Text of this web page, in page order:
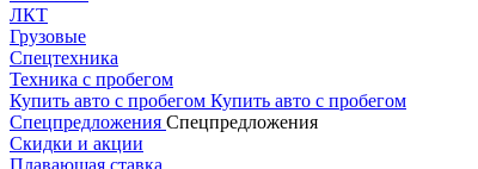
ЛКТ
Грузовые
Спецтехника
Техника с пробегом
Купить авто с пробегом Купить авто с пробегом
Спецпредложения Спецпредложения
Скидки и акции
Плавающая ставка